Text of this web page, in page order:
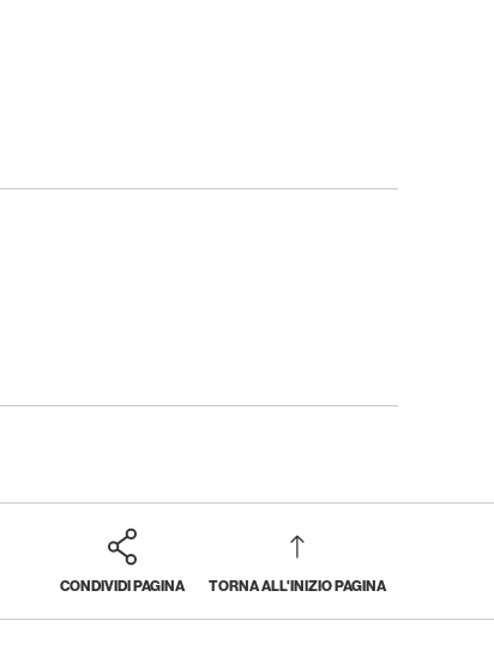
CONDIVIDI PAGINA TORNA ALL'INIZIO PAGINA